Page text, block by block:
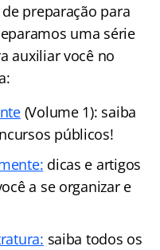
preparação para
uma série
auxiliar você no
(Volume 1): saiba
públicos!
dicas e artigos
a se organizar e
saiba todos os